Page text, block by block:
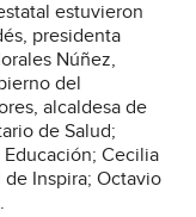
estuvieron
presidenta
Núñez,
del
alcaldesa de
de Salud;
Cecilia
Inspira; Octavio